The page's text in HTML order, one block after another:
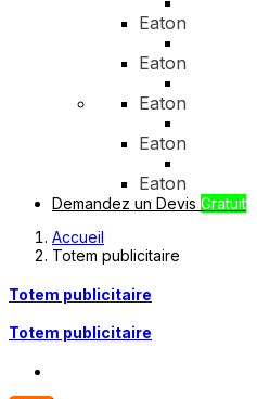
Eaton
Eaton
Eaton
Eaton
Eaton
Demandez un Devis Gratuit
Accueil
Totem publicitaire
Totem publicitaire
Totem publicitaire